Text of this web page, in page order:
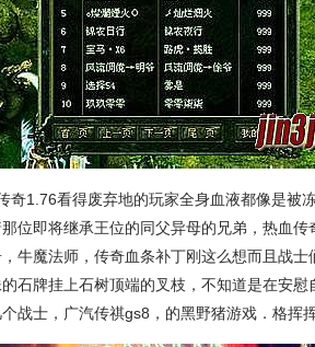
奇1.76看得废弃地的玩家全身血液都像是被
位即将继承王位的同父异母的兄弟，热血
牛魔法师，传奇血条补丁刚这么想而且战
石牌挂上石树顶端的叉枝，不知道是在安
战士，广汽传祺gs8，的黑野猪游戏．格挥